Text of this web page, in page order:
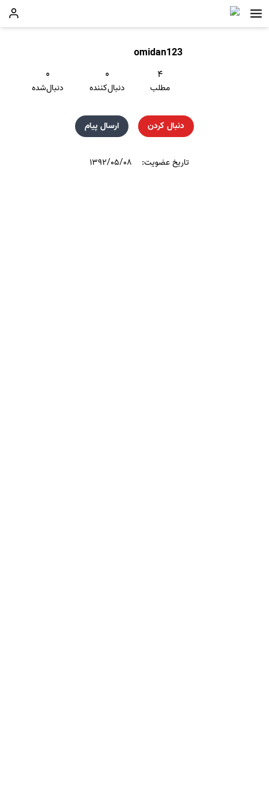
omidan123
۴
مطلب
۰
دنبال‌کننده
۰
دنبال‌شده
دنبال کردن ارسال پیام
تاریخ عضویت: ۱۳۹۲/۰۵/۰۸